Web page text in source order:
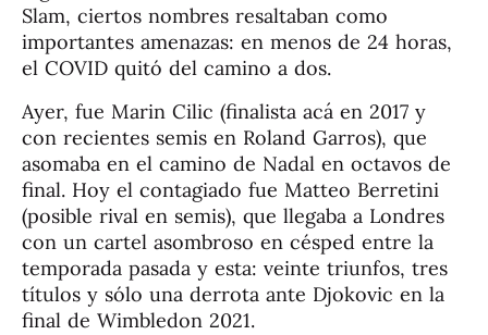
Slam, ciertos nombres resaltaban como
importantes amenazas: en menos de 24 horas,
el COVID quitó del camino a dos.
Ayer, fue Marin Cilic (finalista acá en 2017 y
con recientes semis en Roland Garros), que
asomaba en el camino de Nadal en octavos de
final. Hoy el contagiado fue Matteo Berretini
(posible rival en semis), que llegaba a Londres
con un cartel asombroso en césped entre la
temporada pasada y esta: veinte triunfos, tres
títulos y sólo una derrota ante Djokovic en la
final de Wimbledon 2021.